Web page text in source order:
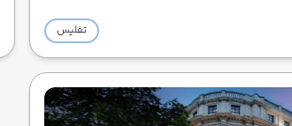
تفلیس